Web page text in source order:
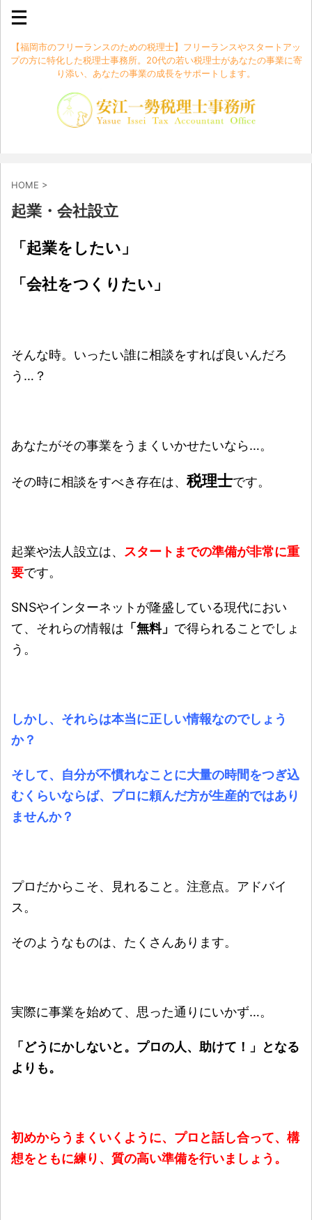
【福岡市のフリーランスのための税理士】フリーランスやスタートアッ
プの方に特化した税理士事務所。20代の若い税理士があなたの事業に寄
り添い、あなたの事業の成長をサポートします。
HOME >
起業・会社設立
「起業をしたい」
「会社をつくりたい」
そんな時。いったい誰に相談をすれば良いんだろ
う…？
あなたがその事業をうまくいかせたいなら…。
その時に相談をすべき存在は、 税理士です。
起業や法人設立は、 スタートまでの準備が非常に重
要です。
SNSやインターネットが隆盛している現代におい
て、それらの情報は 「無料」 で得られることでしょ
う。
しかし、それらは本当に正しい情報なのでしょう
か？
そして、自分が不慣れなことに大量の時間をつぎ込
むくらいならば、プロに頼んだ方が生産的ではあり
ませんか？
プロだからこそ、見れること。注意点。アドバイ
ス。
そのようなものは、たくさんあります。
実際に事業を始めて、思った通りにいかず…。
「どうにかしないと。プロの人、助けて！」となる
よりも。
初めからうまくいくように、プロと話し合って、構
想をともに練り、質の高い準備を行いましょう。